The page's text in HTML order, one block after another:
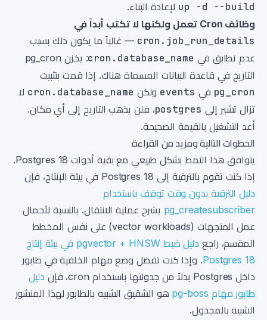
up -d --build لإعادة البناء.
وظائف Cron تعمل ولكنها لا تكتب أبداً في
cron.job_run_details — غالباً ما يكون ذلك بسبب
عدم تطابق في cron.database_name
: يخزن pg_cron
التاريخ في قاعدة البيانات المسماة هناك. إذا قمت بتثبيت
pg_cron في events ولكن cron.database_name لا
تزال تشير إلى postgres، فلن يذهب التاريخ إلى أي مكان.
أعد التشغيل بالقيمة الصحيحة.
الخطوات التالية ومزيد من القراءة
يتوافق هذا النمط بشكل طبيعي مع بقية أدوات Postgres 18.
إذا كنت تقوم بالترقية إلى Postgres 18 في بيئة الإنتاج، فإن
دليل الترقية بدون وقت توقف باستخدام
pg_createsubscriber يشرح عملية الانتقال. بالنسبة لأحمال
عمل المتجهات (vector workloads) على نفس المخطط
المقسم، راجع
دليل ضبط pgvector + HNSW في بيئة إنتاج
Postgres 18. وإذا كنت تفضل وضع مهام الخلفية في طابور
داخل Postgres بدلاً من جدولتها باستخدام cron، فإن
دليل
طابور مهام pg-boss
هو الشقيق الشبيه بالطابور لهذا المنشور
الشبيه بالمجدول.